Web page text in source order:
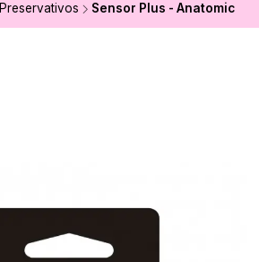
Preservativos Sensor Plus - Anatomic